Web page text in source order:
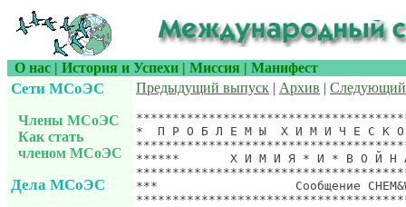
О нас | История и Успехи | Миссия | Манифест
Сети МСоЭС
Члены МСоЭС
Как стать
членом МСоЭС
Дела МСоЭС
Предыдущий выпуск | Архив |
*  П Р О Б Л Е М Ы  Х И М И Ч Е С К
******       Х И М И Я * И * В О Й
***                   Сообщение